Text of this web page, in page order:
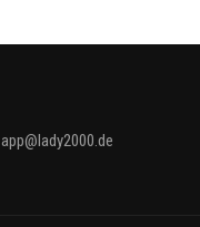
app@lady2000.de